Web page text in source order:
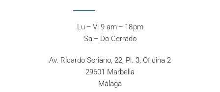
Lu – Vi 9 am – 18 pm
Sa – Do Cerrado
Av. Ricardo Soriano, 22, Pl. 3, Oficina 2
29601 Marbella
Málaga